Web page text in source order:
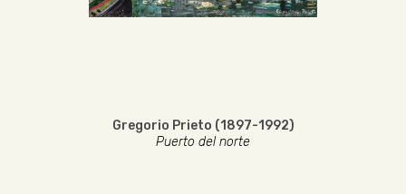
Gregorio Prieto (1897-1992)
Puerto del norte